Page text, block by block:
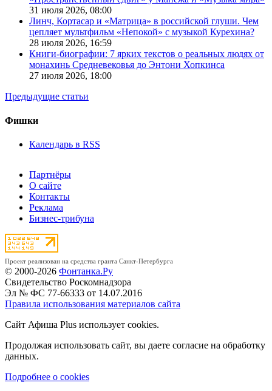
31 июля 2026, 08:00
Линч, Кортасар и «Матрица» в российской глуши. Чем
цепляет мультфильм «Непокой» с музыкой Курехина?
28 июля 2026, 16:59
Книги-биографии: 7 ярких текстов о реальных людях от
монахинь Средневековья до Энтони Хопкинса
27 июля 2026, 18:00
Предыдущие статьи
Фишки
Календарь в RSS
Партнёры
О сайте
Контакты
Реклама
Бизнес-трибуна
Проект реализован на средства гранта Санкт-Петербурга
© 2000-2026 Фонтанка.Ру
Свидетельство Роскомнадзора
Эл № ФС 77-66333 от 14.07.2016
Правила использования материалов сайта
Сайт Афиша Plus использует cookies.
Продолжая использовать сайт, вы даете согласие на обработку
данных.
Подробнее о cookies